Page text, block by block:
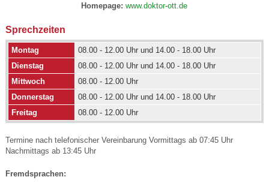
Homepage: www.doktor-ott.de
Sprechzeiten
Montag
08.00 - 12.00 Uhr und 14.00 - 18.00 Uhr
Dienstag
08.00 - 12.00 Uhr und 14.00 - 18.00 Uhr
Mittwoch
08.00 - 12.00 Uhr
Donnerstag
08.00 - 12.00 Uhr und 14.00 - 18.00 Uhr
Freitag
08.00 - 12.00 Uhr
Termine nach telefonischer Vereinbarung Vormittags ab 07:45 Uhr
Nachmittags ab 13:45 Uhr
Fremdsprachen: